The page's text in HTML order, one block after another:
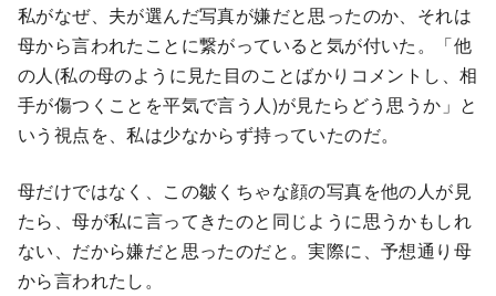
私がなぜ、夫が選んだ写真が嫌だと思ったのか、それは
母から言われたことに繋がっていると気が付いた。「他
の人(私の母のように見た目のことばかりコメントし、相
手が傷つくことを平気で言う人)が見たらどう思うか」と
いう視点を、私は少なからず持っていたのだ。
母だけではなく、この皺くちゃな顔の写真を他の人が見
たら、母が私に言ってきたのと同じように思うかもしれ
ない、だから嫌だと思ったのだと。実際に、予想通り母
から言われたし。